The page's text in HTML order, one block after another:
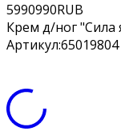
5990990RUB
Крем д/ног "Сила
Артикул:65019804